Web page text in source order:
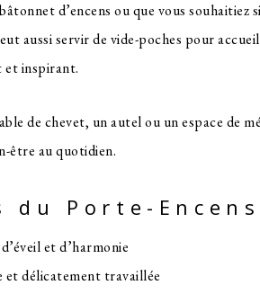
d’encens ou que vous
aussi servir de vide-poches pour
et inspirant.
de chevet, un autel ou un espace de
être au quotidien.
du Porte-
et d’harmonie
et délicatement travaillée